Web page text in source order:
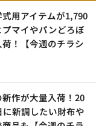
式用アイテムが1,790
マイやパンどろぼ
！【今週のチラシ
新作が大量入荷！20
新調したい財布や